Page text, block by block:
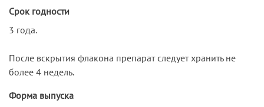
Срок годности
3 года.
После вскрытия флакона препарат следует хранить не
более 4 недель.
Форма выпуска